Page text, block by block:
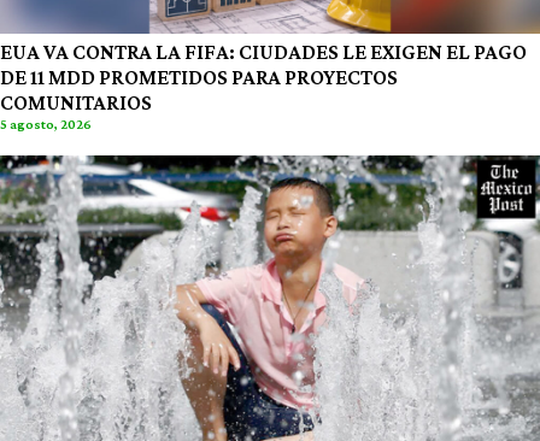
EUA VA CONTRA LA FIFA: CIUDADES LE EXIGEN EL PAGO
DE 11 MDD PROMETIDOS PARA PROYECTOS
COMUNITARIOS
5 agosto, 2026